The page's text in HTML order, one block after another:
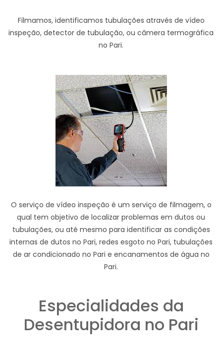
Filmamos, identificamos tubulações através de vídeo
inspeção, detector de tubulação, ou câmera termográfica
no Pari.
O serviço de vídeo inspeção é um serviço de filmagem, o
qual tem objetivo de localizar problemas em dutos ou
tubulações, ou até mesmo para identificar as condições
internas de dutos no Pari, redes esgoto no Pari, tubulações
de ar condicionado no Pari e encanamentos de água no
Pari.
Especialidades da
Desentupidora no Pari